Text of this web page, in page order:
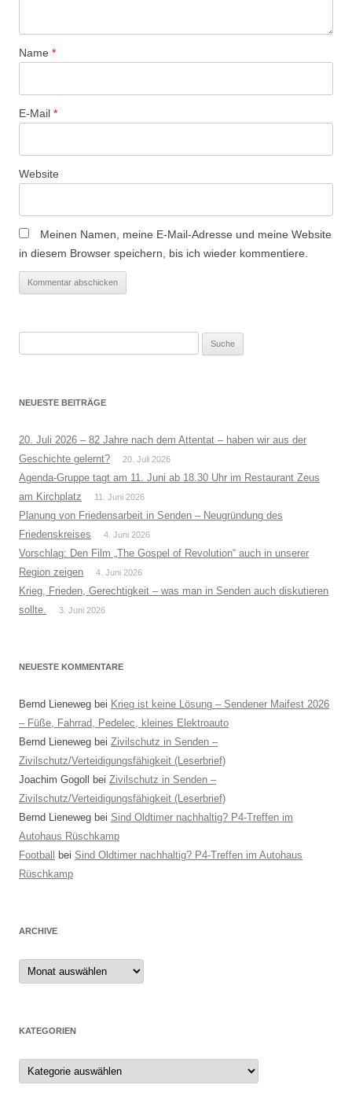
i
n
Name *
E-Mail *
Website
Meinen Namen, meine E-Mail-Adresse und meine Website
in diesem Browser speichern, bis ich wieder kommentiere.
NEUESTE BEITRÄGE
20. Juli 2026 – 82 Jahre nach dem Attentat – haben wir aus der
Geschichte gelernt?
20. Juli 2026
Agenda-Gruppe tagt am 11. Juni ab 18.30 Uhr im Restaurant Zeus
am Kirchplatz
11. Juni 2026
Planung von Friedensarbeit in Senden – Neugründung des
Friedenskreises
4. Juni 2026
Vorschlag: Den Film „The Gospel of Revolution“ auch in unserer
Region zeigen
4. Juni 2026
Krieg, Frieden, Gerechtigkeit – was man in Senden auch diskutieren
sollte.
3. Juni 2026
NEUESTE KOMMENTARE
Bernd Lieneweg bei Krieg ist keine Lösung – Sendener Maifest 2026
– Füße, Fahrrad, Pedelec, kleines Elektroauto
Bernd Lieneweg bei Zivilschutz in Senden –
Zivilschutz/Verteidigungsfähigkeit (Leserbrief)
Joachim Gogoll
bei Zivilschutz in Senden –
Zivilschutz/Verteidigungsfähigkeit (Leserbrief)
Bernd Lieneweg bei Sind Oldtimer nachhaltig? P4-Treffen im
Autohaus Rüschkamp
Football
bei Sind Oldtimer nachhaltig? P4-Treffen im Autohaus
Rüschkamp
ARCHIVE
Archive
KATEGORIEN
Kategorien